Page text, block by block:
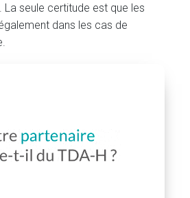
La seule certitude est que les
dans les cas de